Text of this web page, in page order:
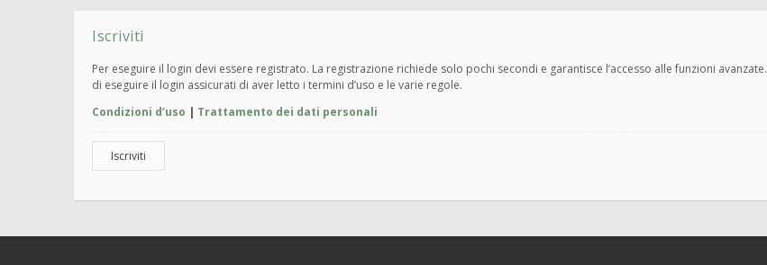
Iscriviti
Per eseguire il login devi essere registrato. La registrazione richiede solo pochi secondi e garantisce l’accesso alle funzioni
di eseguire il login assicurati di aver letto i termini d’uso e le varie regole.
Condizioni d’uso | Trattamento dei dati personali
Iscriviti